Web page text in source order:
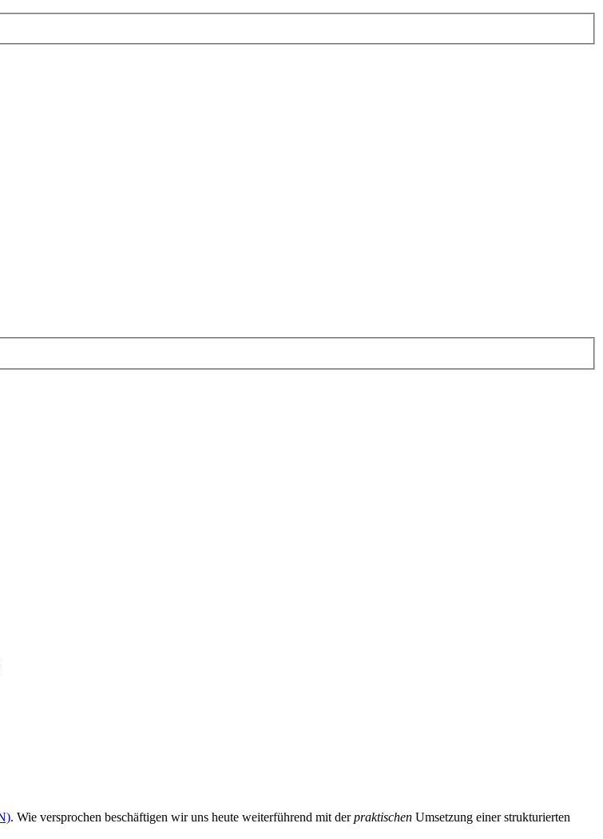
. Wie versprochen beschäftigen wir uns heute weiterführend mit derpraktischen Umsetzung einer strukturierten